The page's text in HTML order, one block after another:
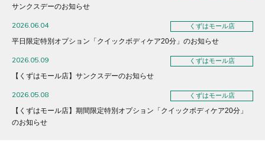
サンクスデーのお知らせ
2026.06.04 くずはモール店
平日限定特別オプション「クイックボディケア20分」のお知らせ
2026.05.09 くずはモール店
【くずはモール店】サンクスデーのお知らせ
2026.05.08 くずはモール店
【くずはモール店】期間限定特別オプション「クイックボディケア20分」
のお知らせ